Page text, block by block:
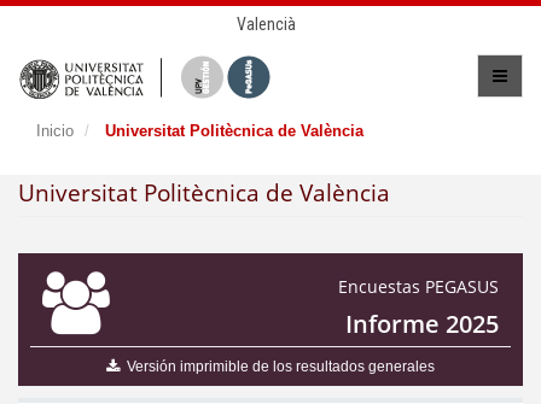
Valencià
Inicio Universitat Politècnica de València
Universitat Politècnica de València
Encuestas PEGASUS
Informe 2025
Versión imprimible de los resultados generales